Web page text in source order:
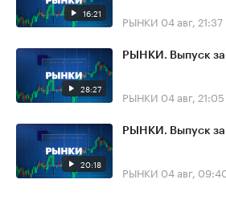
16:21 РЫНКИ 04 авг, 21:37
28:27
РЫНКИ. Выпуск
РЫНКИ 04 авг, 21:05
20:18
РЫНКИ. Выпуск
РЫНКИ 04 авг,